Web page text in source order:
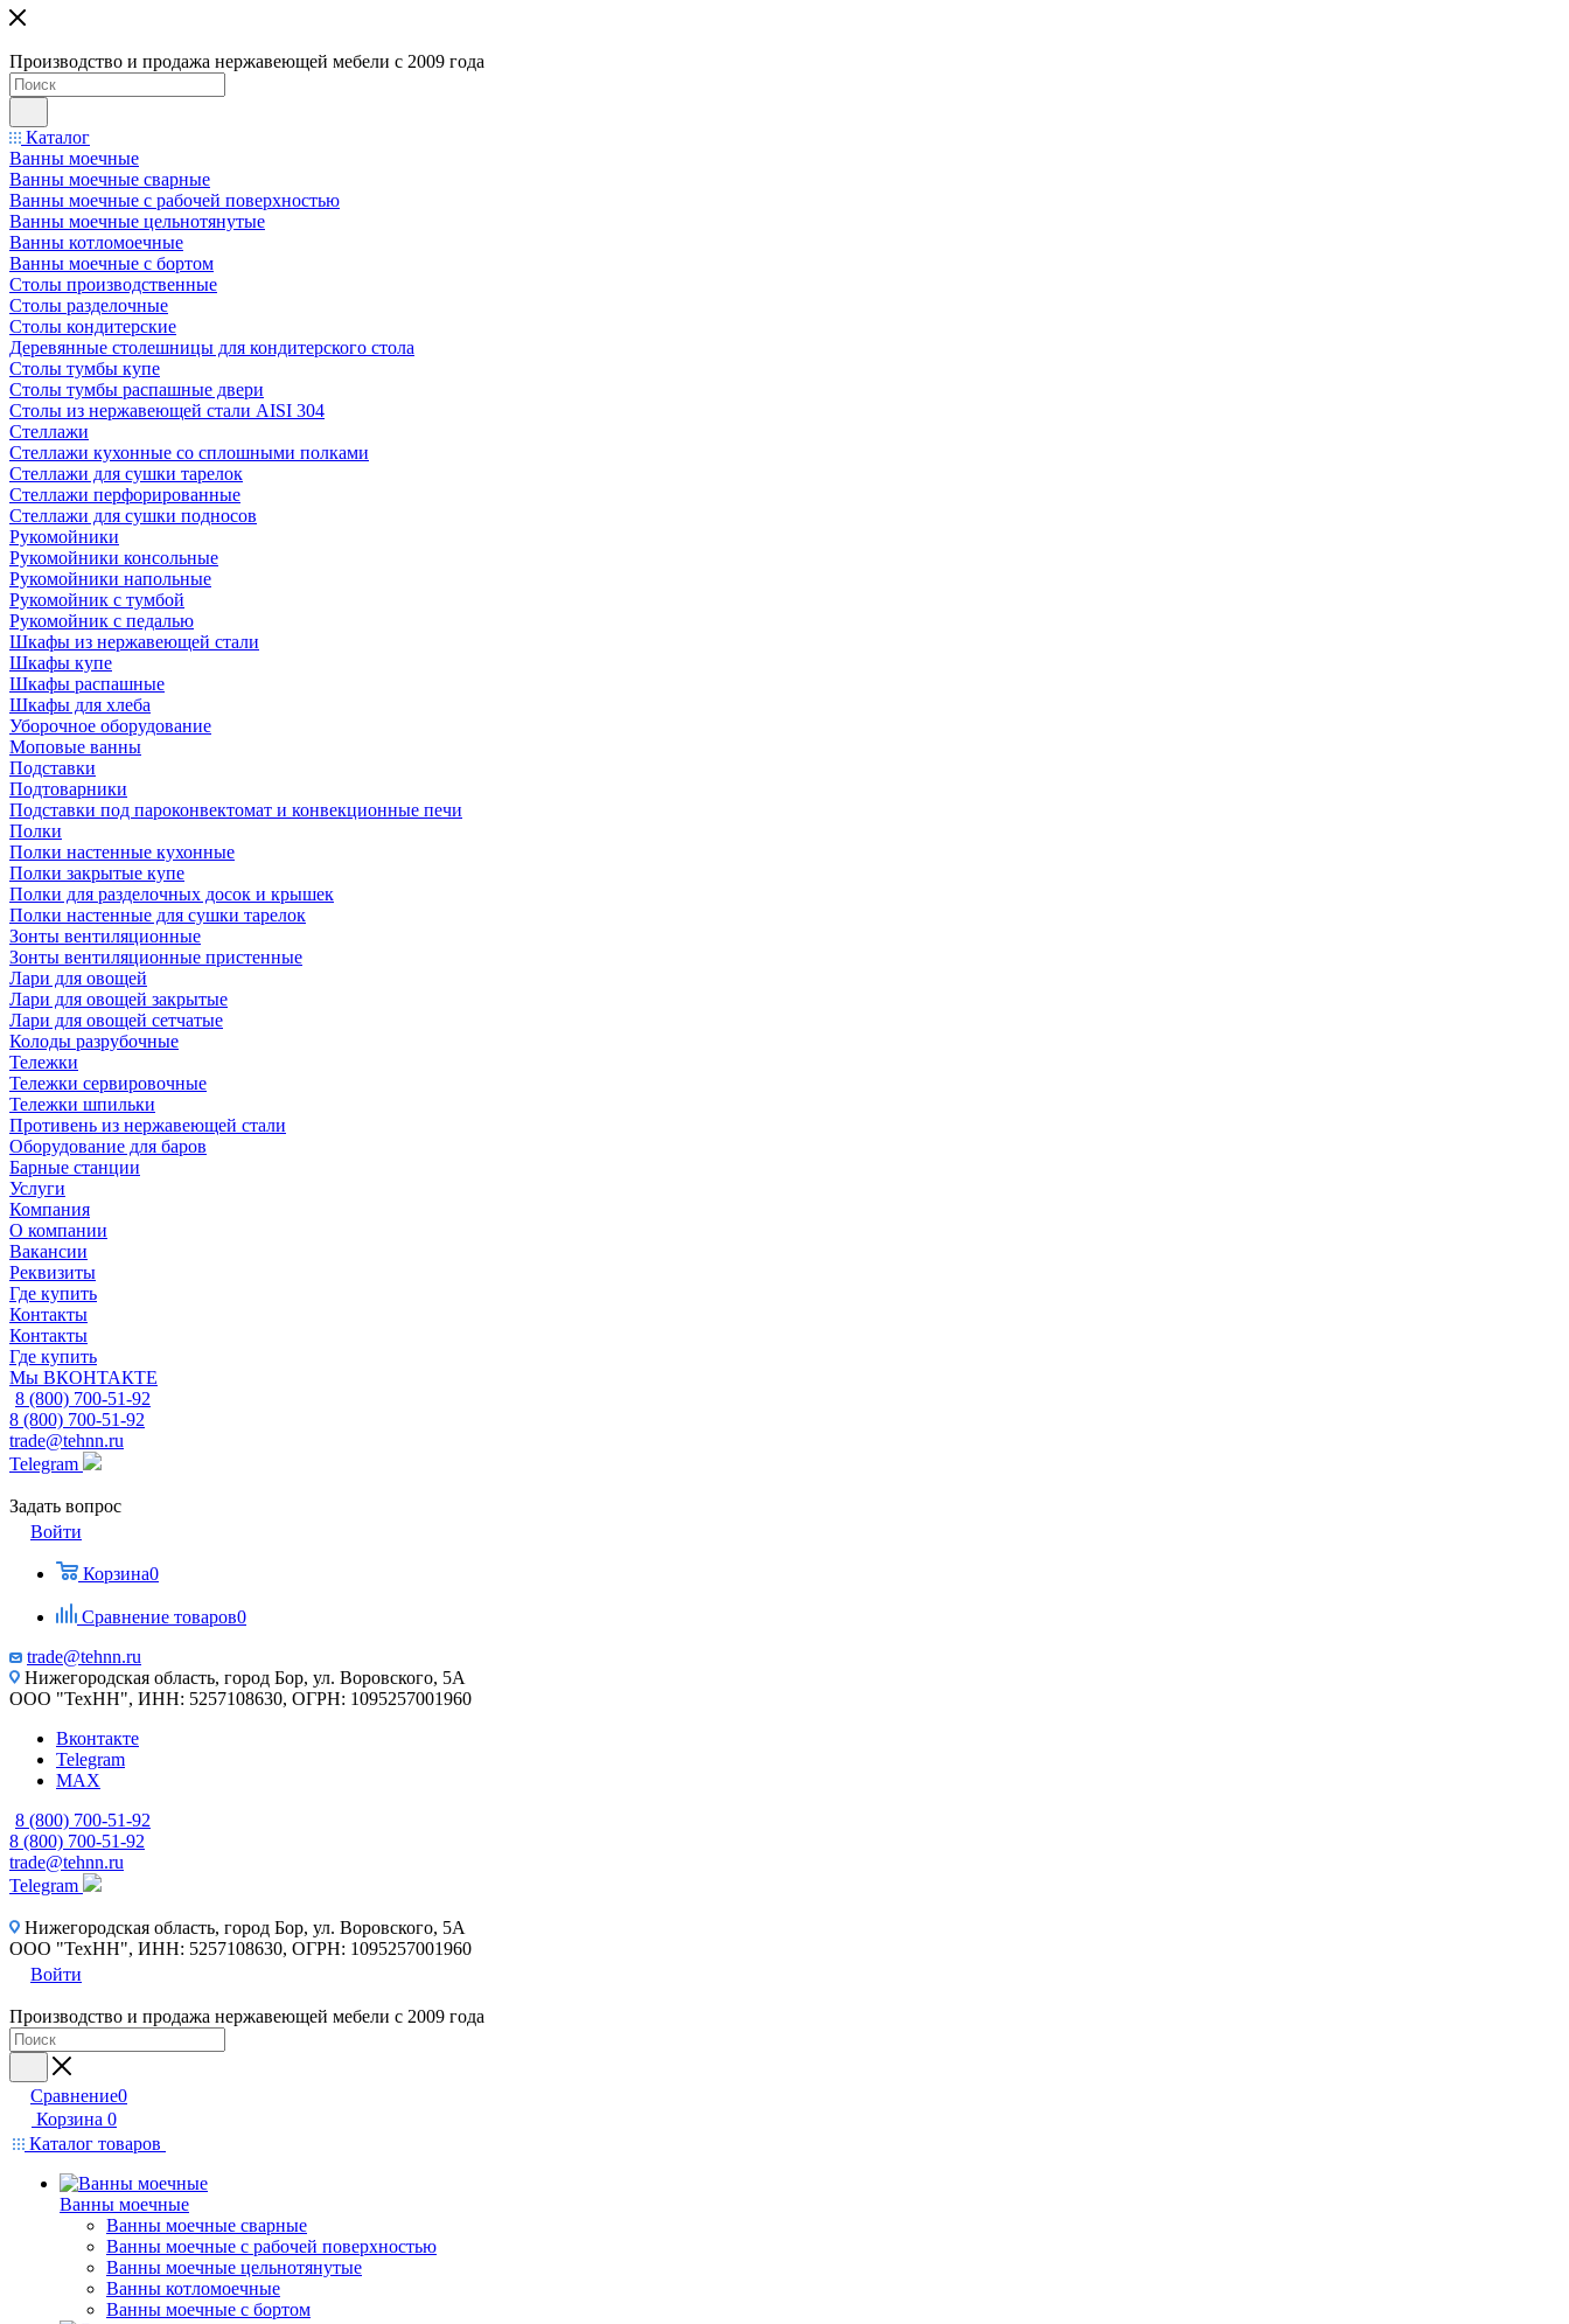
Производство и продажа нержавеющей мебели с 2009 года
Каталог
Ванны моечные
Ванны моечные сварные
Ванны моечные с рабочей поверхностью
Ванны моечные цельнотянутые
Ванны котломоечные
Ванны моечные с бортом
Столы производственные
Столы разделочные
Столы кондитерские
Деревянные столешницы для кондитерского стола
Столы тумбы купе
Столы тумбы распашные двери
Столы из нержавеющей стали AISI 304
Стеллажи
Стеллажи кухонные со сплошными полками
Стеллажи для сушки тарелок
Стеллажи перфорированные
Стеллажи для сушки подносов
Рукомойники
Рукомойники консольные
Рукомойники напольные
Рукомойник с тумбой
Рукомойник с педалью
Шкафы из нержавеющей стали
Шкафы купе
Шкафы распашные
Шкафы для хлеба
Уборочное оборудование
Моповые ванны
Подставки
Подтоварники
Подставки под пароконвектомат и конвекционные печи
Полки
Полки настенные кухонные
Полки закрытые купе
Полки для разделочных досок и крышек
Полки настенные для сушки тарелок
Зонты вентиляционные
Зонты вентиляционные пристенные
Лари для овощей
Лари для овощей закрытые
Лари для овощей сетчатые
Колоды разрубочные
Тележки
Тележки сервировочные
Тележки шпильки
Противень из нержавеющей стали
Оборудование для баров
Барные станции
Услуги
Компания
О компании
Вакансии
Реквизиты
Где купить
Контакты
Контакты
Где купить
Мы ВКОНТАКТЕ
8 (800) 700-51-92
8 (800) 700-51-92
trade@tehnn.ru
Telegram
Задать вопрос
Войти
Корзина0
Сравнение товаров0
trade@tehnn.ru
Нижегородская область, город Бор, ул. Воровского, 5А
ООО "ТехНН", ИНН: 5257108630, ОГРН: 1095257001960
Вконтакте
Telegram
MAX
8 (800) 700-51-92
8 (800) 700-51-92
trade@tehnn.ru
Telegram
Нижегородская область, город Бор, ул. Воровского, 5А
ООО "ТехНН", ИНН: 5257108630, ОГРН: 1095257001960
Войти
Производство и продажа нержавеющей мебели с 2009 года
Сравнение0
Корзина 0
Каталог товаров
Ванны моечные
Ванны моечные сварные
Ванны моечные с рабочей поверхностью
Ванны моечные цельнотянутые
Ванны котломоечные
Ванны моечные с бортом